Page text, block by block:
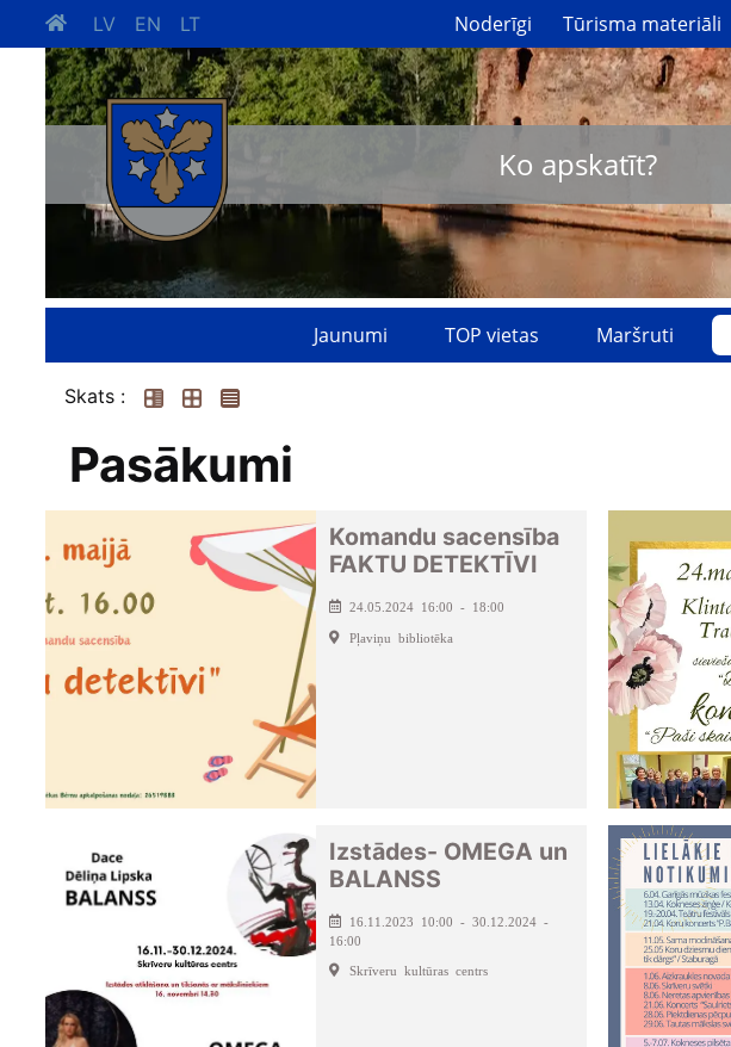
LV EN LT Noderīgi Tūrisma materiāli
Ko apskatīt?
Jaunumi TOP vietas Maršruti
Skats :
Pasākumi
Komandu sacensība
FAKTU DETEKTĪVI
24.05.2024 16:00 - 18:00
Pļaviņu bibliotēka
Izstādes- OMEGA un
BALANSS
16.11.2023 10:00 - 30.12.2024 -
16:00
Skrīveru kultūras centrs